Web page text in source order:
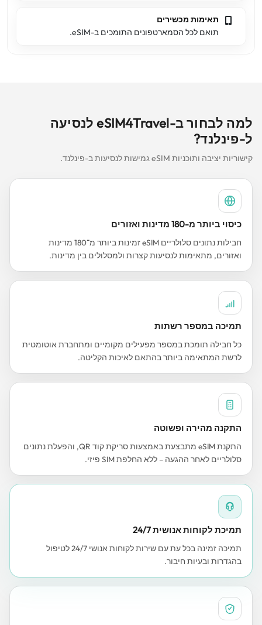
תאימות מכשירים
תואם לכל הסמארטפונים התומכים ב-eSIM.
למה לבחור ב-eSIM4Travel לנסיעה
ל-פינלנד?
קישוריות יציבה ותוכניות eSIM גמישות לנסיעות ב-פינלנד.
כיסוי ביותר מ-180 מדינות ואזורים
חבילות נתונים סלולריים eSIM זמינות ביותר מ־180 מדינות
ואזורים, מתאימות לנסיעות קצרות ולמסלולים בין מדינות.
תמיכה במספר רשתות
כל חבילה תומכת במספר מפעילים מקומיים ומתחברת אוטומטית
לרשת המתאימה ביותר בהתאם לאיכות הקליטה.
התקנה מהירה ופשוטה
התקנת eSIM מתבצעת באמצעות סריקת קוד QR, והפעלת נתונים
סלולריים לאחר ההגעה – ללא החלפת SIM פיזי.
תמיכת לקוחות אנושית 24/7
תמיכה זמינה בכל עת עם שירות לקוחות אנושי 24/7 לטיפול
בהגדרות ובעיות חיבור.